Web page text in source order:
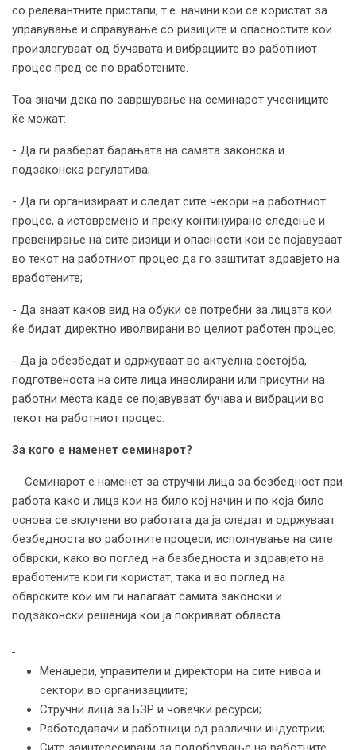
со релевантните пристапи, т.е. начини кои се користат за
управување и справување со ризиците и опасностите кои
произлегуваат од бучавата и вибрациите во работниот
процес пред се по вработените.
Тоа значи дека по завршување на семинарот учесниците
ќе можат:
- Да ги разберат барањата на самата законска и
подзаконска регулатива;
- Да ги организираат и следат сите чекори на работниот
процес, а истовремено и преку континуирано следење и
превенирање на сите ризици и опасности кои се појавуваат
во текот на работниот процес да го заштитат здравјето на
вработените;
- Да знаат каков вид на обуки се потребни за лицата кои
ќе бидат директно иволвирани во целиот работен процес;
- Да ја обезбедат и одржуваат во актуелна состојба,
подготвеноста на сите лица инволирани или присутни на
работни места каде се појавуваат бучава и вибрации во
текот на работниот процес.
За кого е наменет семинарот?
Семинарот е наменет за стручни лица за безбедност при
работа како и лица кои на било кој начин и по која било
основа се вклучени во работата да ја следат и одржуваат
безбедноста во работните процеси, исполнување на сите
обврски, како во поглед на безбедноста и здравјето на
вработените кои ги користат, така и во поглед на
обврските кои им ги налагаат самита законски и
подзаконски решенија кои ја покриваат областа.
Менаџери, управители и директори на сите нивоа и
сектори во организациите;
Стручни лица за БЗР и човечки ресурси;
Работодавачи и работници од различни индустрии;